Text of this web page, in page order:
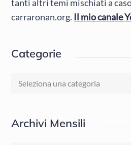
tanti altri temi mischiati a
carraronan.org. Il mio canale
Categorie
Categorie
Archivi Mensili